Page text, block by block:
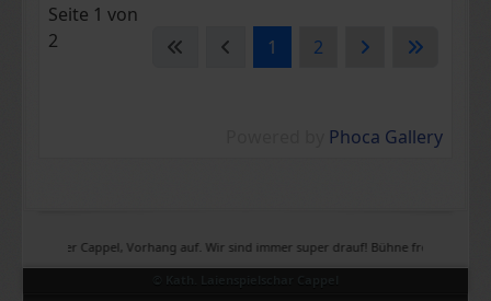
Theater Cappel, Vorhang auf. Wir sind immer super drauf! Bühne frei, Bühne
© Kath. Laienspielschar Cappel
Seite 1 von
2
1 2
Phoca Gallery